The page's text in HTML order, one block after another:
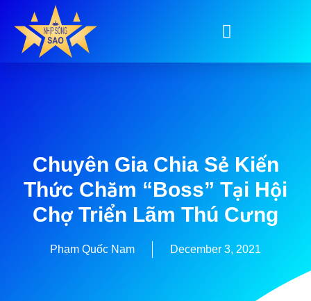
Chuyên Gia Chia Sẻ Kiến
Thức Chăm “boss” Tại Hội
Chợ Triển Lãm Thú Cưng
Phạm Quốc Nam December 3, 2021